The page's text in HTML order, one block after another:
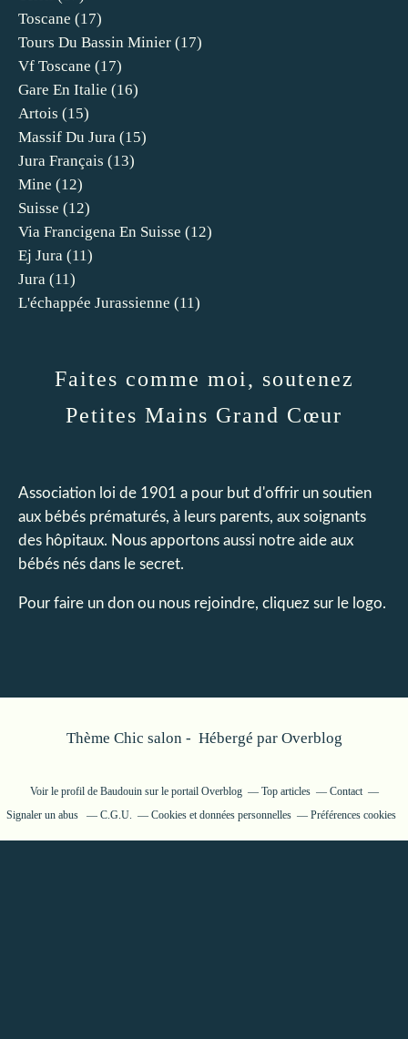
Toscane (17)
Tours Du Bassin Minier (17)
Vf Toscane (17)
Gare En Italie (16)
Artois (15)
Massif Du Jura (15)
Jura Français (13)
Mine (12)
Suisse (12)
Via Francigena En Suisse (12)
Ej Jura (11)
Jura (11)
L'échappée Jurassienne (11)
Faites comme moi, soutenez
Petites Mains Grand Cœur
Association loi de 1901 a pour but d'offrir un soutien
aux bébés prématurés, à leurs parents, aux soignants
des hôpitaux. Nous apportons aussi notre aide aux
bébés nés dans le secret.
Pour faire un don ou nous rejoindre, cliquez sur le logo.
Thème Chic salon - Hébergé par Overblog
Voir le profil de Baudouinsur le portail Overblog Top articles
Contact
Signaler un abus
C.G.U. Cookies et données personnelles Préférences cookies